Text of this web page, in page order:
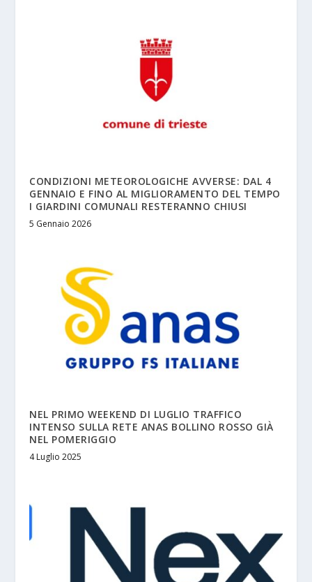
CONDIZIONI METEOROLOGICHE AVVERSE: DAL 4
GENNAIO E FINO AL MIGLIORAMENTO DEL TEMPO
I GIARDINI COMUNALI RESTERANNO CHIUSI
5 Gennaio 2026
NEL PRIMO WEEKEND DI LUGLIO TRAFFICO
INTENSO SULLA RETE ANAS BOLLINO ROSSO GIÀ
NEL POMERIGGIO
4 Luglio 2025